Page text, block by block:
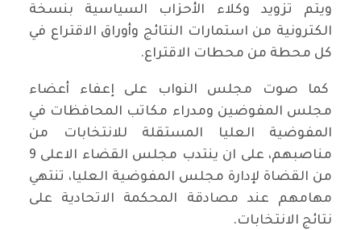
ويتم تزويد وكلاء الأحزاب السياسية بنسخة
الكترونية من استمارات النتائج وأوراق الاقتراع في
كل محطة من محطات الاقتراع.
كما صوت مجلس النواب على إعفاء أعضاء
مجلس المفوضين ومدراء مكاتب المحافظات في
المفوضية العليا المستقلة للانتخابات من
مناصبهم، على ان ينتدب مجلس القضاء الاعلى 9
من القضاة لإدارة مجلس المفوضية العليا، تنتهي
مهامهم عند مصادقة المحكمة الاتحادية على
نتائج الانتخابات.